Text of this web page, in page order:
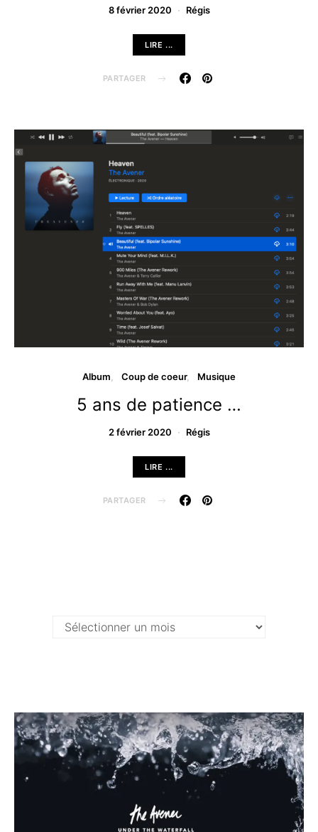
8 février 2020 Régis
LIRE ...
PARTAGER
Album Coup de coeur Musique
5 ans de patience …
2 février 2020 Régis
LIRE ...
PARTAGER
Archives